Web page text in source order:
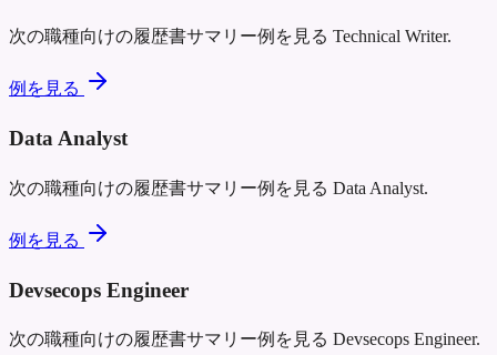
次の職種向けの履歴書サマリー例を見る Technical Writer.
例を見る
Data Analyst
次の職種向けの履歴書サマリー例を見る Data Analyst.
例を見る
Devsecops Engineer
次の職種向けの履歴書サマリー例を見る Devsecops Engineer.